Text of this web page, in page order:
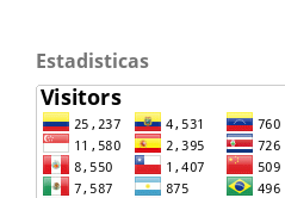
Estadisticas